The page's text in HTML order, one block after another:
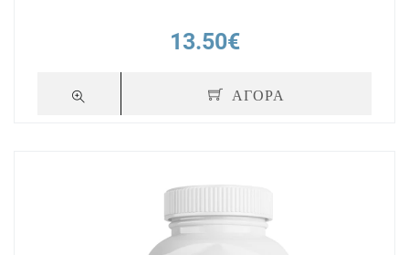
13.50€
ΑΓΟΡΑ